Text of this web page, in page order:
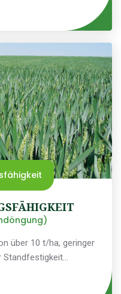
über 10 t/ha, geringer
Standfestigkeit…